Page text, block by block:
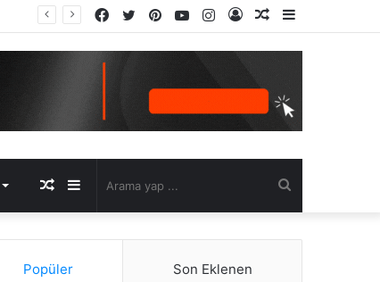
Kenar
Rastgele
Kayıt
Instagram
YouTube
Pinterest
Twitter
Facebook
yap
Kenar
Bölmesi
Rastgele
Makale
Popüler Son Eklenen